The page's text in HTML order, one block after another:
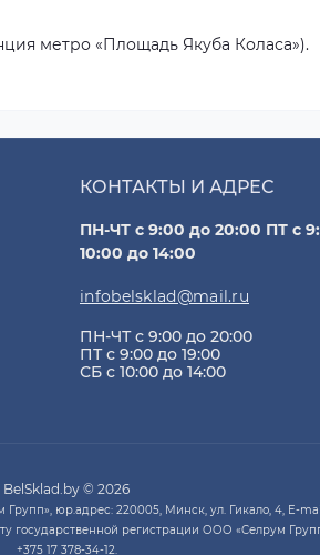
метро «Площадь Якуба Коласа»).
КОНТАКТЫ И АДРЕС
ПН-ЧТ с 9:00 до 20:00 ПТ с
10:00 до 14:00
infobelsklad@mail.ru
ПН-ЧТ с 9:00 до 20:00
ПТ с 9:00 до 19:00
СБ с 10:00 до 14:00
BelSklad.by © 2026
юр.адрес: 220005, Минск, ул. Гикало, 4, E-
государственной регистрации ООО «Селрум
+375 17 378-34-12.